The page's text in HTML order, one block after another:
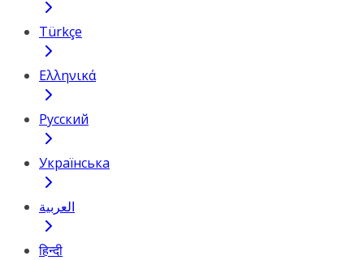
Türkçe
Ελληνικά
Русский
Українська
العربية
हिन्दी